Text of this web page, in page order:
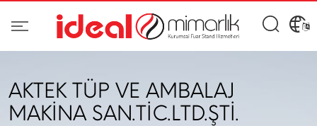
AKTEK TÜP VE AMBALAJ
MAKİNA SAN.TİC.LTD.ŞTİ.